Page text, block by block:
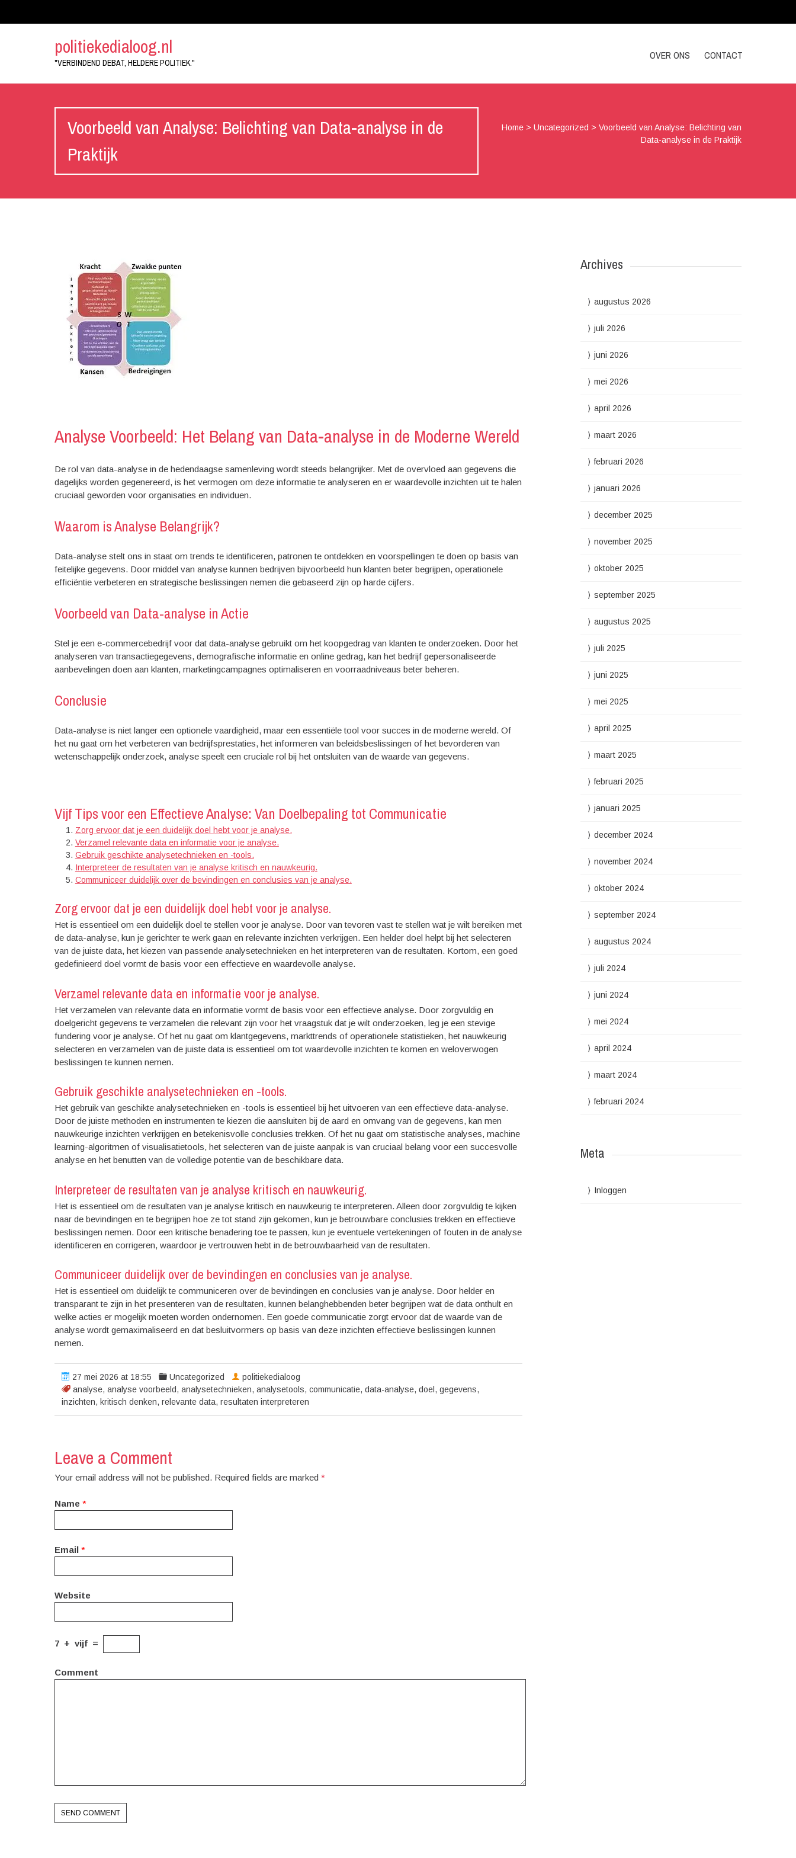
politiekedialoog.nl
"VERBINDEND DEBAT, HELDERE POLITIEK."
OVER ONS CONTACT
Voorbeeld van Analyse: Belichting van Data-analyse in de
Praktijk
Home >Uncategorized >Voorbeeld van Analyse: Belichting van
Data-analyse in de Praktijk
Analyse Voorbeeld: Het Belang van Data-analyse in de Moderne Wereld
De rol van data-analyse in de hedendaagse samenleving wordt steeds belangrijker. Met de overvloed aan gegevens die
dagelijks worden gegenereerd, is het vermogen om deze informatie te analyseren en er waardevolle inzichten uit te halen
cruciaal geworden voor organisaties en individuen.
Waarom is Analyse Belangrijk?
Data-analyse stelt ons in staat om trends te identificeren, patronen te ontdekken en voorspellingen te doen op basis van
feitelijke gegevens. Door middel van analyse kunnen bedrijven bijvoorbeeld hun klanten beter begrijpen, operationele
efficiëntie verbeteren en strategische beslissingen nemen die gebaseerd zijn op harde cijfers.
Voorbeeld van Data-analyse in Actie
Stel je een e-commercebedrijf voor dat data-analyse gebruikt om het koopgedrag van klanten te onderzoeken. Door het
analyseren van transactiegegevens, demografische informatie en online gedrag, kan het bedrijf gepersonaliseerde
aanbevelingen doen aan klanten, marketingcampagnes optimaliseren en voorraadniveaus beter beheren.
Conclusie
Data-analyse is niet langer een optionele vaardigheid, maar een essentiële tool voor succes in de moderne wereld. Of
het nu gaat om het verbeteren van bedrijfsprestaties, het informeren van beleidsbeslissingen of het bevorderen van
wetenschappelijk onderzoek, analyse speelt een cruciale rol bij het ontsluiten van de waarde van gegevens.
Vijf Tips voor een Effectieve Analyse: Van Doelbepaling tot Communicatie
Zorg ervoor dat je een duidelijk doel hebt voor je analyse.
Verzamel relevante data en informatie voor je analyse.
Gebruik geschikte analysetechnieken en -tools.
Interpreteer de resultaten van je analyse kritisch en nauwkeurig.
Communiceer duidelijk over de bevindingen en conclusies van je analyse.
Zorg ervoor dat je een duidelijk doel hebt voor je analyse.
Het is essentieel om een duidelijk doel te stellen voor je analyse. Door van tevoren vast te stellen wat je wilt bereiken met
de data-analyse, kun je gerichter te werk gaan en relevante inzichten verkrijgen. Een helder doel helpt bij het selecteren
van de juiste data, het kiezen van passende analysetechnieken en het interpreteren van de resultaten. Kortom, een goed
gedefinieerd doel vormt de basis voor een effectieve en waardevolle analyse.
Verzamel relevante data en informatie voor je analyse.
Het verzamelen van relevante data en informatie vormt de basis voor een effectieve analyse. Door zorgvuldig en
doelgericht gegevens te verzamelen die relevant zijn voor het vraagstuk dat je wilt onderzoeken, leg je een stevige
fundering voor je analyse. Of het nu gaat om klantgegevens, markttrends of operationele statistieken, het nauwkeurig
selecteren en verzamelen van de juiste data is essentieel om tot waardevolle inzichten te komen en weloverwogen
beslissingen te kunnen nemen.
Gebruik geschikte analysetechnieken en -tools.
Het gebruik van geschikte analysetechnieken en -tools is essentieel bij het uitvoeren van een effectieve data-analyse.
Door de juiste methoden en instrumenten te kiezen die aansluiten bij de aard en omvang van de gegevens, kan men
nauwkeurige inzichten verkrijgen en betekenisvolle conclusies trekken. Of het nu gaat om statistische analyses, machine
learning-algoritmen of visualisatietools, het selecteren van de juiste aanpak is van cruciaal belang voor een succesvolle
analyse en het benutten van de volledige potentie van de beschikbare data.
Interpreteer de resultaten van je analyse kritisch en nauwkeurig.
Het is essentieel om de resultaten van je analyse kritisch en nauwkeurig te interpreteren. Alleen door zorgvuldig te kijken
naar de bevindingen en te begrijpen hoe ze tot stand zijn gekomen, kun je betrouwbare conclusies trekken en effectieve
beslissingen nemen. Door een kritische benadering toe te passen, kun je eventuele vertekeningen of fouten in de analyse
identificeren en corrigeren, waardoor je vertrouwen hebt in de betrouwbaarheid van de resultaten.
Communiceer duidelijk over de bevindingen en conclusies van je analyse.
Het is essentieel om duidelijk te communiceren over de bevindingen en conclusies van je analyse. Door helder en
transparant te zijn in het presenteren van de resultaten, kunnen belanghebbenden beter begrijpen wat de data onthult en
welke acties er mogelijk moeten worden ondernomen. Een goede communicatie zorgt ervoor dat de waarde van de
analyse wordt gemaximaliseerd en dat besluitvormers op basis van deze inzichten effectieve beslissingen kunnen
nemen.
27 mei 2026 at 18:55
Uncategorized
analyse, analyse voorbeeld, analysetechnieken, analysetools, communicatie, data-analyse, doel, gegevens,
inzichten, kritisch denken, relevante data, resultaten interpreteren
politiekedialoog
Leave a Comment
Your email address will not be published. Required fields are marked *
Name *
Email *
Website
7 + vijf =
Comment
Archives
augustus 2026
juli 2026
juni 2026
mei 2026
april 2026
maart 2026
februari 2026
januari 2026
december 2025
november 2025
oktober 2025
september 2025
augustus 2025
juli 2025
juni 2025
mei 2025
april 2025
maart 2025
februari 2025
januari 2025
december 2024
november 2024
oktober 2024
september 2024
augustus 2024
juli 2024
juni 2024
mei 2024
april 2024
maart 2024
februari 2024
Meta
Inloggen